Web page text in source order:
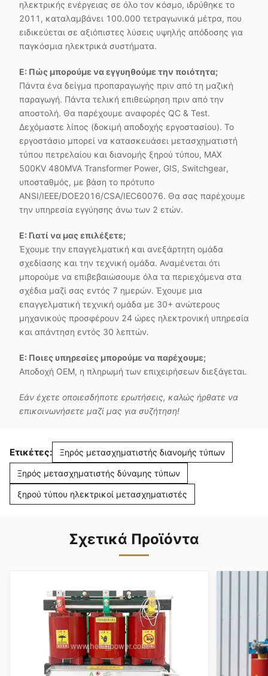
ηλεκτρικής ενέργειας σε όλο τον κόσμο, ιδρύθηκε το
2011, καταλαμβάνει 100.000 τετραγωνικά μέτρα, που
ειδικεύεται σε αξιόπιστες λύσεις υψηλής απόδοσης για
παγκόσμια ηλεκτρικά συστήματα.
Ε: Πώς μπορούμε να εγγυηθούμε την ποιότητα;
Πάντα ένα δείγμα προπαραγωγής πριν από τη μαζική
παραγωγή. Πάντα τελική επιθεώρηση πριν από την
αποστολή. Θα παρέχουμε αναφορές QC & Test.
Δεχόμαστε λίπος (δοκιμή αποδοχής εργοστασίου). Το
εργοστάσιο μπορεί να κατασκευάσει μετασχηματιστή
τύπου πετρελαίου και διανομής ξηρού τύπου, MAX
500KV 480MVA Transformer Power, GIS, Switchgear,
υποσταθμός, με βάση το πρότυπο
ANSI/IEEE/DOE2016/CSA/IEC60076. Θα σας παρέχουμε
την υπηρεσία εγγύησης άνω των 2 ετών.
Ε: Γιατί να μας επιλέξετε;
Έχουμε την επαγγελματική και ανεξάρτητη ομάδα
σχεδίασης και την τεχνική ομάδα. Αναμένεται ότι
μπορούμε να επιβεβαιώσουμε όλα τα περιεχόμενα στα
σχέδια μαζί σας εντός 7 ημερών. Έχουμε μια
επαγγελματική τεχνική ομάδα με 30+ ανώτερους
μηχανικούς προσφέρουν 24 ώρες ηλεκτρονική υπηρεσία
και απάντηση εντός 30 λεπτών.
Ε: Ποιες υπηρεσίες μπορούμε να παρέχουμε;
Αποδοχή OEM, η πληρωμή των επιχειρήσεων διεξάγεται.
Εάν έχετε οποιεσδήποτε ερωτήσεις, καλώς ήρθατε να
επικοινωνήσετε μαζί μας για συζήτηση!
Ετικέτες: Ξηρός μετασχηματιστής διανομής τύπων
Ξηρός μετασχηματιστής δύναμης τύπων
ξηρού τύπου ηλεκτρικοί μετασχηματιστές
Σχετικά Προϊόντα